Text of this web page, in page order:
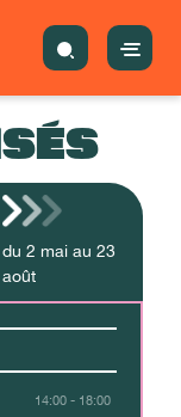
du 2 mai au 23
août
14:00 - 18:00